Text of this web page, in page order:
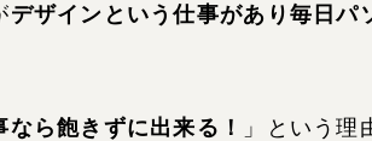
デザインという仕事があり毎日パ
ら飽きずに出来る！
」という理